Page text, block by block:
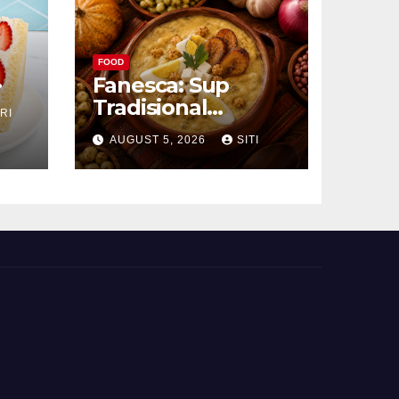
FOOD
Fanesca: Sup
Tradisional
Ekuador yang
Kaya Bahan dan
Rasa
AUGUST 5, 2026 SITI